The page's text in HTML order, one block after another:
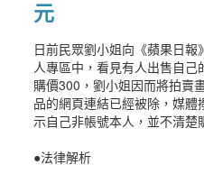
元
日前民眾劉小姐向《蘋果日
人專區中，看見有人出售自
購價300，劉小姐因而將拍賣
品的網頁連結已經被除，媒
示自己非帳號本人，並不清楚
●法律解析